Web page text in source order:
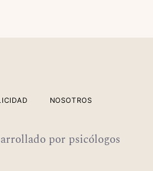
NOSOTROS
por psicólogos